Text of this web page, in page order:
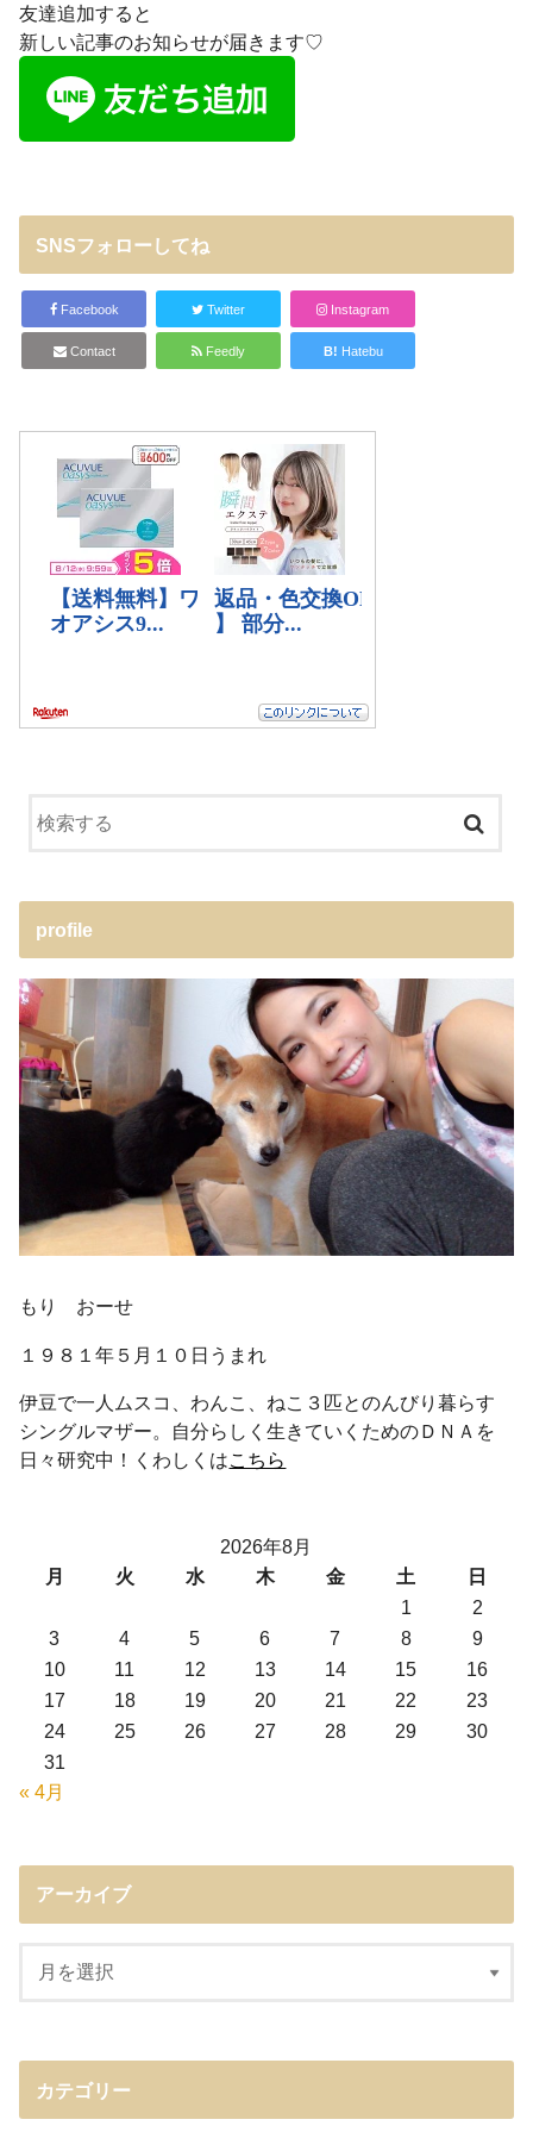
友達追加すると
新しい記事のお知らせが届きます♡
SNSフォローしてね
Facebook Twitter Instagram
Contact Feedly B! Hatebu
profile
もり おーせ
１９８１年５月１０日うまれ
伊豆で一人ムスコ、わんこ、ねこ３匹とのんびり暮らす
シングルマザー。自分らしく生きていくためのＤＮＡを
日々研究中！くわしくはこちら
2026年8月
月
火 水 木 金 土
日
1
2
3
4 5 6 7 8
9
10
11 12 13 14 15
16
17
18 19 20 21 22
23
24
25 26 27 28 29
30
31
« 4月
アーカイブ
カテゴリー